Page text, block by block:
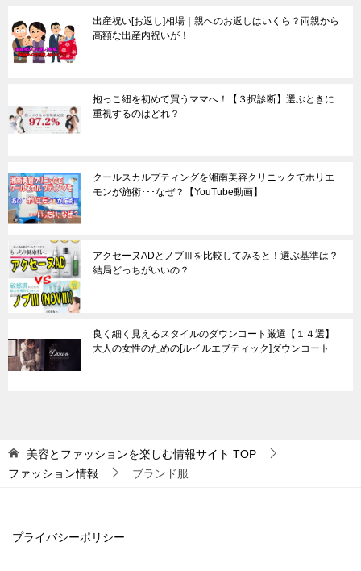
出産祝い[お返し]相場｜親へのお返しはいくら？両親から
高額な出産内祝いが！
抱っこ紐を初めて買うママへ！【３択診断】選ぶときに
重視するのはどれ？
クールスカルプティングを湘南美容クリニックでホリエ
モンが施術･･･なぜ？【YouTube動画】
アクセーヌADとノブⅢを比較してみると！選ぶ基準は？
結局どっちがいいの？
良く細く見えるスタイルのダウンコート厳選【１４選】
大人の女性のための[ルイルエブティック]ダウンコート
美容とファッションを楽しむ情報サイト TOP
ファッション情報
ブランド服
プライバシーポリシー